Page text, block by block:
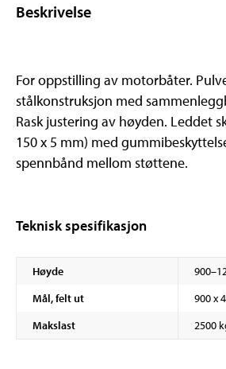
Beskrivelse
For oppstilling av motorbåter.
stålkonstruksjon med
Rask justering av høyden. Leddet
150 x 5 mm) med
spennbånd mellom støttene.
Teknisk spesifikasjon
Høyde
Mål, felt ut
900 x
Makslast
2500